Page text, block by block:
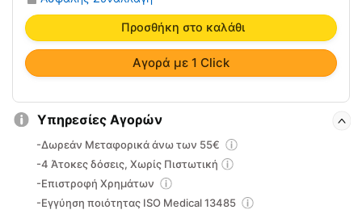
Αγορά με 1 Click
KED/015-
017
Ortholand
ποσότητα
Προσθήκη στο καλάθι
Υπηρεσίες Αγορών
-Δωρεάν Μεταφορικά άνω των 55€
-4 Άτοκες δόσεις, Χωρίς Πιστωτική
-Επιστροφή Χρημάτων
-Εγγύηση ποιότητας ISO Medical 13485